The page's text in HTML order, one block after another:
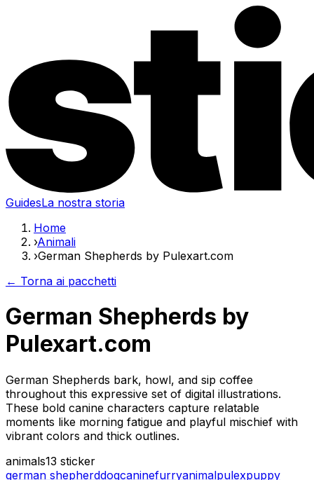
GuidesLa nostra storia
Home
›Animali
›German Shepherds by Pulexart.com
← Torna ai pacchetti
German Shepherds by
Pulexart.com
German Shepherds bark, howl, and sip coffee
throughout this expressive set of digital illustrations.
These bold canine characters capture relatable
moments like morning fatigue and playful mischief with
vibrant colors and thick outlines.
animals13 sticker
german shepherddogcaninefurryanimalpulexpuppy